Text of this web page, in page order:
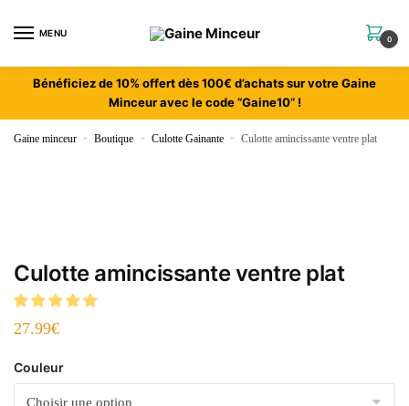
MENU
0
Bénéficiez de 10% offert dès 100€ d’achats sur votre Gaine
Minceur avec le code “Gaine10” !
Gaine minceur » Boutique » Culotte Gainante » Culotte amincissante ventre plat
Culotte amincissante ventre plat
27.99€
Couleur